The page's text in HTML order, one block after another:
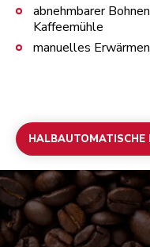
abnehmbarer
Kaffeemühle
manuelles
HALBAUTOMATISCHE